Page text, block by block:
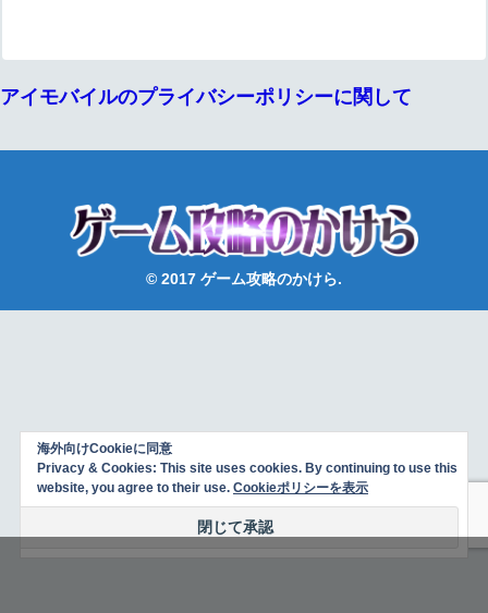
アイモバイルのプライバシーポリシーに関して
© 2017 ゲーム攻略のかけら.
海外向けCookieに同意
Privacy & Cookies: This site uses cookies. By continuing to use this
website, you agree to their use. Cookieポリシーを表示